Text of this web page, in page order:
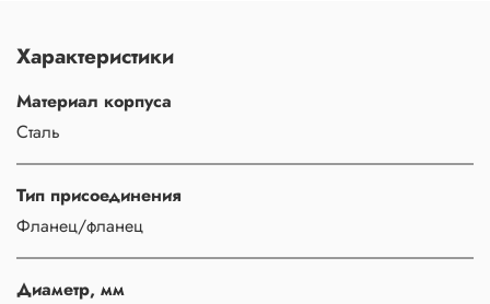
Характеристики
Материал корпуса
Сталь
Тип присоединения
Фланец/фланец
Диаметр, мм